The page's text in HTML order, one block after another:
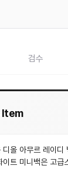
검수
디올 아무르 레이
트 미니백은 고급